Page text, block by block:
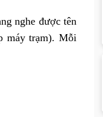
nghe được tên
máy trạm). Mỗi